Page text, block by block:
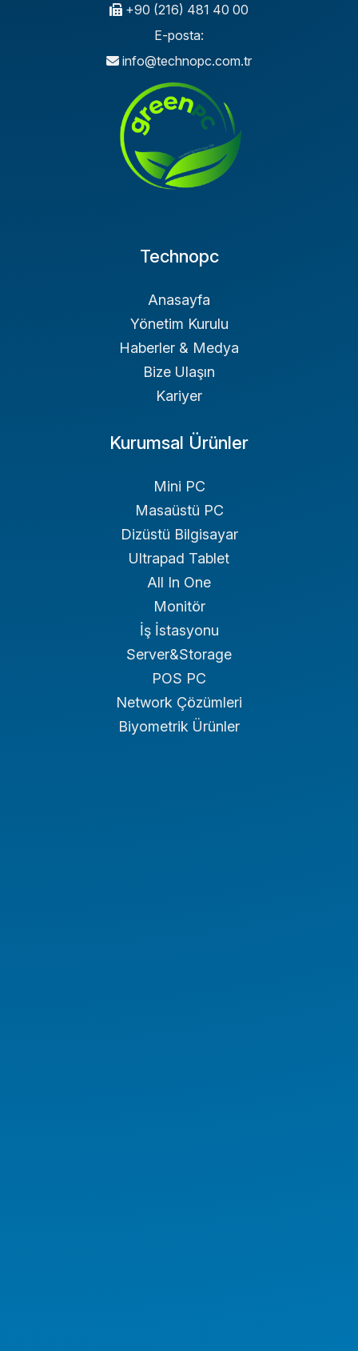
+90 (216) 481 40 00
E-posta:
info@technopc.com.tr
Technopc
Anasayfa
Yönetim Kurulu
Haberler & Medya
Bize Ulaşın
Kariyer
Kurumsal Ürünler
Mini PC
Masaüstü PC
Dizüstü Bilgisayar
Ultrapad Tablet
All In One
Monitör
İş İstasyonu
Server&Storage
POS PC
Network Çözümleri
Biyometrik Ürünler